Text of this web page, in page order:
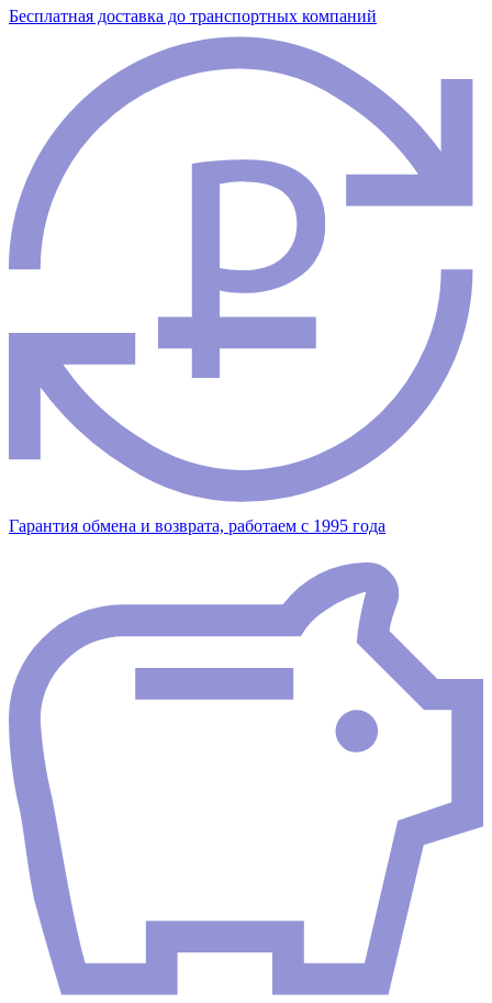
Бесплатная доставка до транспортных компаний
Гарантия обмена и возврата, работаем с 1995 года